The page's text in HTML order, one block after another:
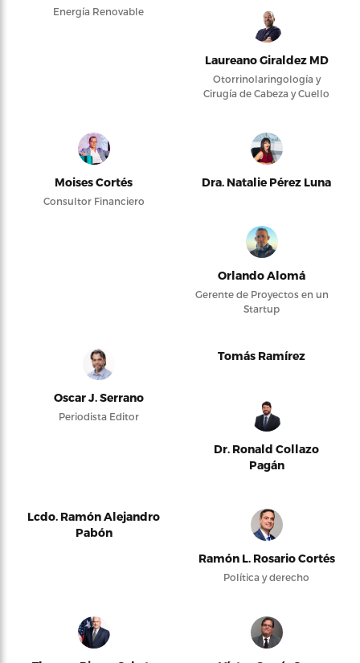
Energía Renovable
Laureano Giraldez MD
Otorrinolaringología y
Cirugía de Cabeza y Cuello
Moises Cortés
Consultor Financiero
Dra. Natalie Pérez Luna
Orlando Alomá
Gerente de Proyectos en un
Startup
Oscar J. Serrano
Periodista Editor
Tomás Ramírez
Dr. Ronald Collazo
Pagán
Lcdo. Ramón Alejandro
Pabón
Ramón L. Rosario Cortés
Política y derecho